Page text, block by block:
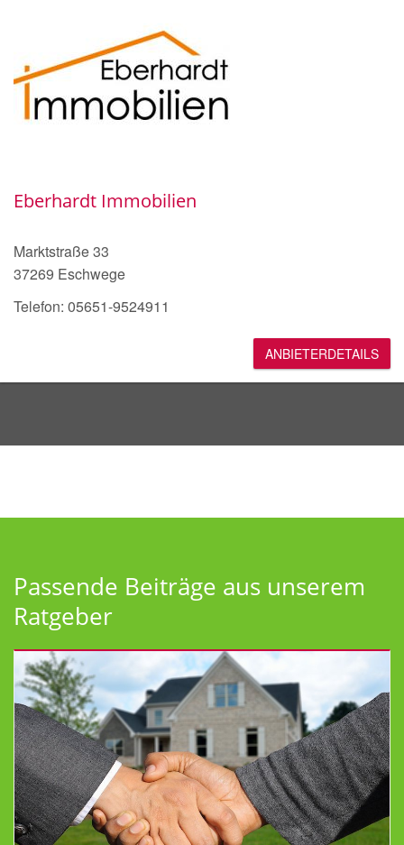
Eberhardt Immobilien
Marktstraße 33
37269 Eschwege
Telefon: 05651-9524911
ANBIETERDETAILS
Passende Beiträge aus unserem
Ratgeber